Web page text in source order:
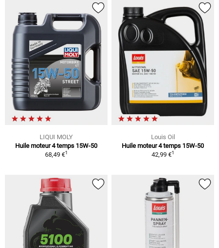
LIQUI MOLY
Huile moteur 4 temps 15W-50
68,49 €1
Louis Oil
Huile moteur 4 temps 15W-50
42,99 €1